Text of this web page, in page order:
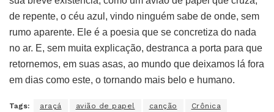
de repente, o céu azul, vindo ninguém sabe de onde, sem
rumo aparente. Ele é a poesia que se concretiza do nada
no ar. E, sem muita explicação, destranca a porta para que
retornemos, em suas asas, ao mundo que deixamos lá fora
em dias como este, o tornando mais belo e humano.
Tags: araçá avião de papel canção Crônica